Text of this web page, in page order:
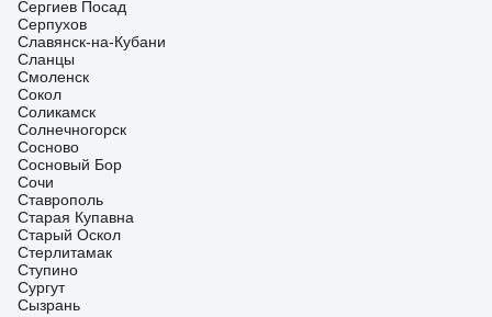
Сергиев Посад
Серпухов
Славянск-на-Кубани
Сланцы
Смоленск
Сокол
Соликамск
Солнечногорск
Сосново
Сосновый Бор
Сочи
Ставрополь
Старая Купавна
Старый Оскол
Стерлитамак
Ступино
Сургут
Сызрань